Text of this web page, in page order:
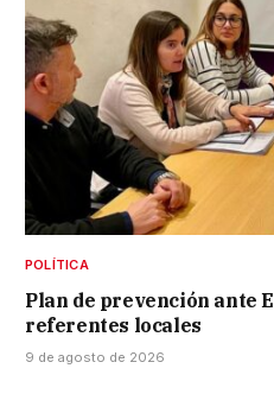
POLÍTICA
Plan de prevención ante
referentes locales
9 de agosto de 2026